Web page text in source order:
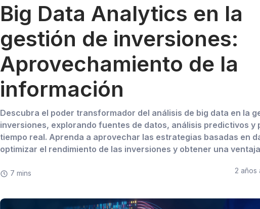
Big Data Analytics en la
gestión de inversiones:
Aprovechamiento de la
información
Descubra el poder transformador del análisis de big data en la
inversiones, explorando fuentes de datos, análisis predictivos y
tiempo real. Aprenda a aprovechar las estrategias basadas en
optimizar el rendimiento de las inversiones y obtener una
7 mins 2 años